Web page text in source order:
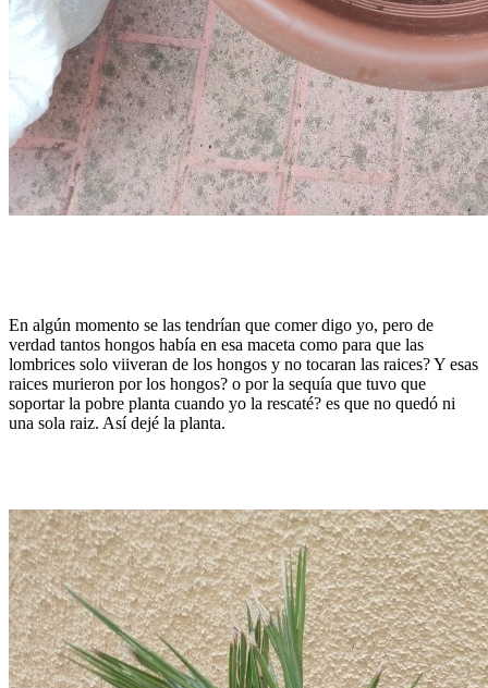
En algún momento se las tendrían que comer digo yo, pero de
verdad tantos hongos había en esa maceta como para que las
lombrices solo viiveran de los hongos y no tocaran las raices? Y esas
raices murieron por los hongos? o por la sequía que tuvo que
soportar la pobre planta cuando yo la rescaté? es que no quedó ni
una sola raiz. Así dejé la planta.